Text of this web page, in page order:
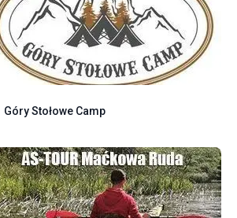
Góry Stołowe Camp